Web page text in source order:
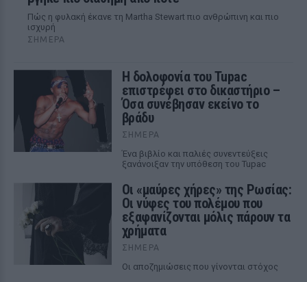
Πώς η φυλακή έκανε τη Martha Stewart πιο ανθρώπινη και πιο
ισχυρή
ΣΉΜΕΡΑ
Η δολοφονία του Tupac
επιστρέφει στο δικαστήριο –
Όσα συνέβησαν εκείνο το
βράδυ
ΣΉΜΕΡΑ
Ένα βιβλίο και παλιές συνεντεύξεις
ξανάνοιξαν την υπόθεση του Tupac
Οι «μαύρες χήρες» της Ρωσίας:
Οι νύφες του πολέμου που
εξαφανίζονται μόλις πάρουν τα
χρήματα
ΣΉΜΕΡΑ
Οι αποζημιώσεις που γίνονται στόχος